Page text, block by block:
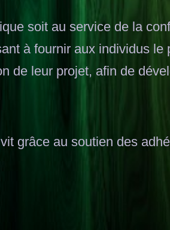
soit au service de la
à fournir aux individus le
de leur projet, afin de
grâce au soutien des